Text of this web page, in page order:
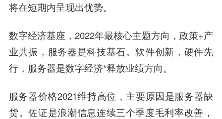
将在短期内呈现出优势。
数字经济基座，2022年最核心主题方向，政策+产
业共振，服务器是科技基石。软件创新，硬件先
行，服务器是数字经济*释放业绩方向。
服务器价格2021维持高位，主要原因是服务器缺
货。佐证是浪潮信息连续三个季度毛利率改善，